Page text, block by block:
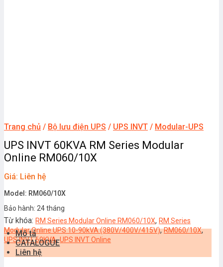
Trang chủ / Bộ lưu điện UPS / UPS INVT / Modular-UPS
UPS INVT 60KVA RM Series Modular
Online RM060/10X
Giá: Liên hệ
Model: RM060/10X
Bảo hành: 24 tháng
Từ khóa: RM Series Modular Online RM060/10X, RM Series
Modular Online UPS 10-90kVA (380V/400V/415V),RM060/10X,
UPS INVT 60KVA,UPS INVT Online
Mô tả
CATALOGUE
Liên hệ